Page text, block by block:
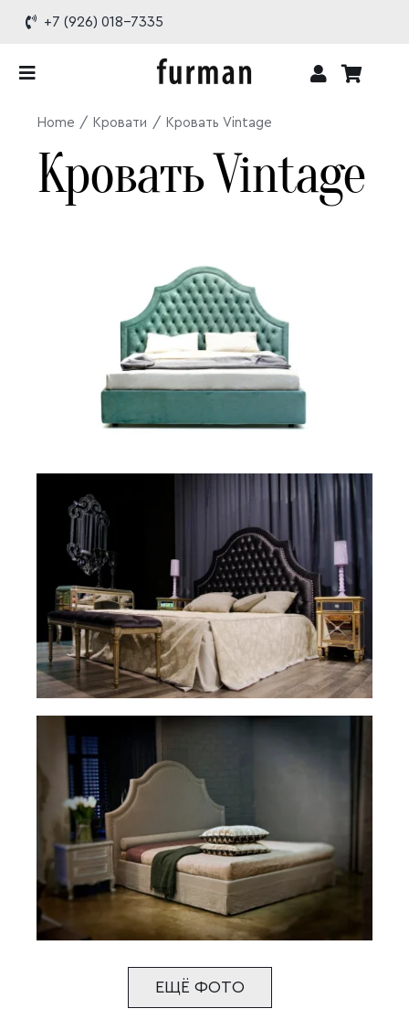
content
+7 (926) 018-7335
Toggle
Каталог
Проекты
Доставка и оплата
Контакты
Home Кровати Кровать Vintage
Кровать Vintage
ЕЩЁ ФОТО